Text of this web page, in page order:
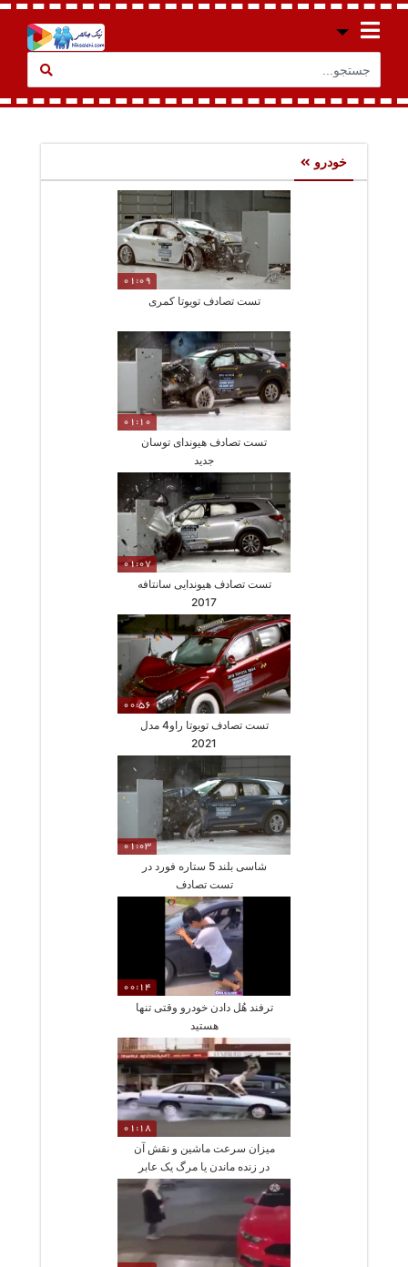
خودرو
01:09
تست تصادف تویوتا کمری
01:10
تست تصادف هیوندای توسان
جدید
01:07
تست تصادف هیوندایی سانتافه
2017
00:56
تست تصادف تویوتا راو4 مدل
2021
01:03
شاسی بلند 5 ستاره فورد در
تست تصادف
00:14
ترفند هُل دادن خودرو وقتی تنها
هستید
01:18
میزان سرعت ماشین و نقش آن
در زنده ماندن یا مرگ یک عابر
پس از تصادف